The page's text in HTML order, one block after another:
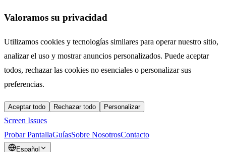
Valoramos su privacidad
Utilizamos cookies y tecnologías similares para operar nuestro sitio,
analizar el uso y mostrar anuncios personalizados. Puede aceptar
todos, rechazar las cookies no esenciales o personalizar sus
preferencias.
Aceptar todo Rechazar todo Personalizar
Screen Issues
Probar PantallaGuíasSobre NosotrosContacto
Español